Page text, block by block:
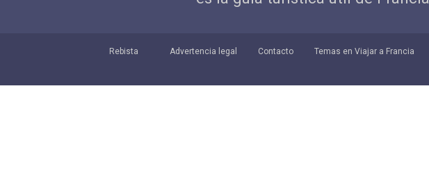
Rebista Advertencia legal Contacto Temas en Viajar a Francia